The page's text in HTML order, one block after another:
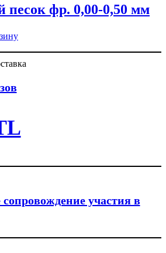
песок фр. 0,00-0,50 мм
участия в